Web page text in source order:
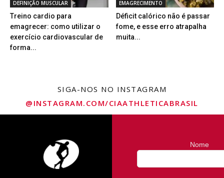
DEFINIÇÃO MUSCULAR
Treino cardio para
emagrecer: como utilizar o
exercício cardiovascular de
forma...
EMAGRECIMENTO
Déficit calórico não é passar
fome, e esse erro atrapalha
muita...
SIGA-NOS NO INSTAGRAM
@INSTAGRAM.COM/CIAATHLETICABRASIL
Nome